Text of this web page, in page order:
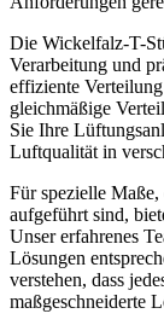
Die Wickelfalz-T-
Verarbeitung und
effiziente
gleichmäßige
Sie Ihre
Luftqualität in
Für spezielle
aufgeführt sind,
Unser erfahrenes
Lösungen
verstehen, dass
maßgeschneiderte